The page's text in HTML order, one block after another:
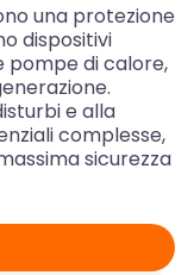
una protezione
dispositivi
pompe di calore,
e alla
complesse,
sicurezza